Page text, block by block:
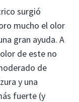
surgió
mucho el olor
gran ayuda. A
de este no
de
y una
fuerte (y